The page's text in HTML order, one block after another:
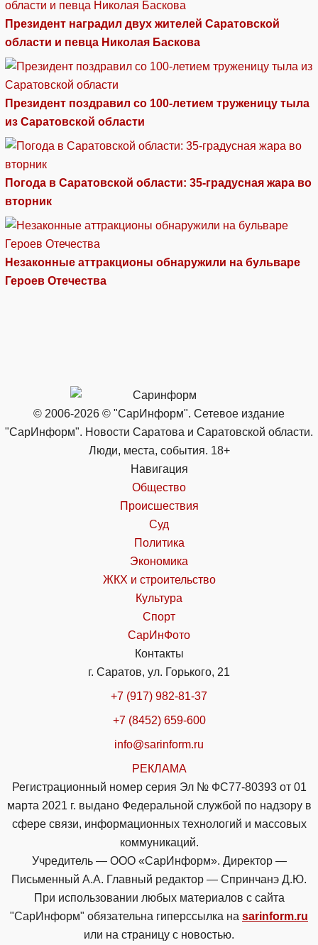
Президент наградил двух жителей Саратовской
области и певца Николая Баскова
Президент поздравил со 100-летием труженицу тыла
из Саратовской области
Погода в Саратовской области: 35-градусная жара во
вторник
Незаконные аттракционы обнаружили на бульваре
Героев Отечества
© 2006-2026 © "СарИнформ". Сетевое издание
"СарИнформ". Новости Саратова и Саратовской области.
Люди, места, события. 18+
Навигация
Общество
Происшествия
Суд
Политика
Экономика
ЖКХ и строительство
Культура
Спорт
СарИнФото
Контакты
г. Саратов, ул. Горького, 21
+7 (917) 982-81-37
+7 (8452) 659-600
info@sarinform.ru
РЕКЛАМА
Регистрационный номер серия Эл № ФС77-80393 от 01
марта 2021 г. выдано Федеральной службой по надзору в
сфере связи, информационных технологий и массовых
коммуникаций.
Учредитель — ООО «СарИнформ». Директор —
Письменный А.А. Главный редактор — Спринчанэ Д.Ю.
При использовании любых материалов с сайта
"СарИнформ" обязательна гиперссылка на sarinform.ru
или на страницу с новостью.